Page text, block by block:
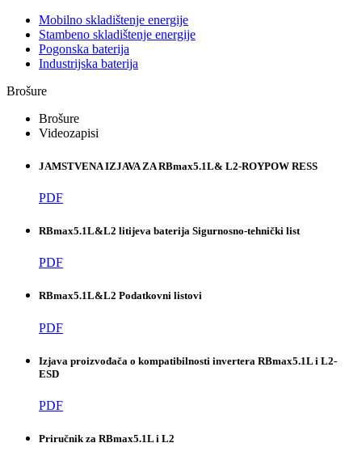
Mobilno skladištenje energije
Stambeno skladištenje energije
Pogonska baterija
Industrijska baterija
Brošure
Brošure
Videozapisi
JAMSTVENA IZJAVA ZA RBmax5.1L& L2-ROYPOW RESS
PDF
RBmax5.1L&L2 litijeva baterija Sigurnosno-tehnički list
PDF
RBmax5.1L&L2 Podatkovni listovi
PDF
Izjava proizvođača o kompatibilnosti invertera RBmax5.1L i L2-
ESD
PDF
Priručnik za RBmax5.1L i L2